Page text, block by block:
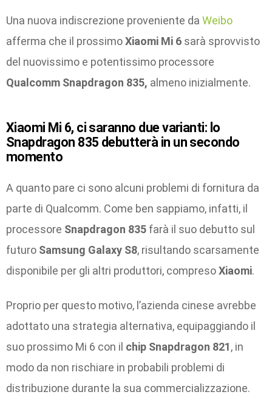
Una nuova indiscrezione proveniente da Weibo
afferma che il prossimoXiaomi Mi 6 sarà sprovvisto
del nuovissimo e potentissimo processore
Qualcomm Snapdragon 835, almeno inizialmente.
Xiaomi Mi 6, ci saranno due varianti: lo
Snapdragon 835 debutterà in un secondo
momento
A quanto pare ci sono alcuni problemi di fornitura da
parte di Qualcomm. Come ben sappiamo, infatti, il
processore Snapdragon 835 farà il suo debutto sul
futuro Samsung Galaxy S8, risultando scarsamente
disponibile per gli altri produttori, compresoXiaomi.
Proprio per questo motivo, l’azienda cinese avrebbe
adottato una strategia alternativa, equipaggiando il
suo prossimo Mi 6 con il chip Snapdragon 821, in
modo da non rischiare in probabili problemi di
distribuzione durante la sua commercializzazione.